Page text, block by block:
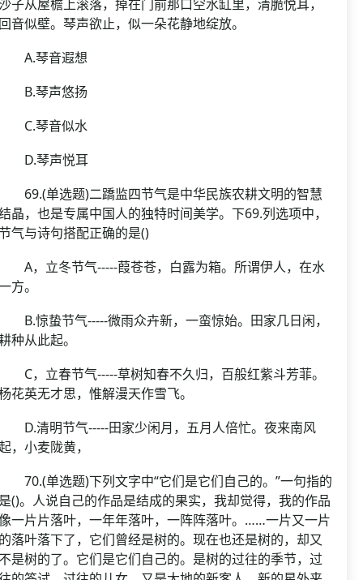
子从屋檐上滚落，掉在门前那口空水缸里，清脆悦耳，
音似壁。琴声欲止，似一朵花静地绽放。
琴音遐想
琴声悠扬
琴音似水
琴声悦耳
单选题)二蹻监四节气是中华民族农耕文明的智慧
晶，也是专属中国人的独特时间美学。下69.列选项中，
气与诗句搭配正确的是()
，立冬节气-----葭苍苍，白露为箱。所谓伊人，在水
方。
惊蛰节气-----微雨众卉新，一蛮惊始。田家几日闲，
种从此起。
，立春节气-----草树知春不久归，百般红紫斗芳菲。
花英无才思，惟解漫天作雪飞。
清明节气-----田家少闲月，五月人倍忙。夜来南风
，小麦陇黄，
单选题)下列文字中“它们是它们自己的。”一句指的
()。人说自己的作品是结成的果实，我却觉得，我的作品
一片片落叶，一年年落叶，一阵阵落叶。……一片又一片
落叶落下了，它们曾经是树的。现在也还是树的，却又
是树的了。它们是它们自己的。是树的过往的季节，过